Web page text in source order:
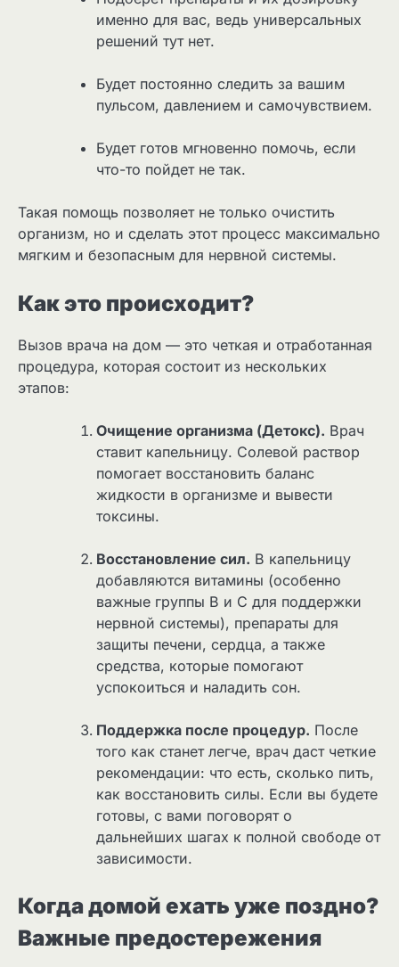
именно для вас, ведь универсальных
решений тут нет.
Будет постоянно следить за вашим
пульсом, давлением и самочувствием.
Будет готов мгновенно помочь, если
что-то пойдет не так.
Такая помощь позволяет не только очистить
организм, но и сделать этот процесс максимально
мягким и безопасным для нервной системы.
Как это происходит?
Вызов врача на дом — это четкая и отработанная
процедура, которая состоит из нескольких
этапов:
Очищение организма (Детокс). Врач
ставит капельницу. Солевой раствор
помогает восстановить баланс
жидкости в организме и вывести
токсины.
Восстановление сил. В капельницу
добавляются витамины (особенно
важные группы В и С для поддержки
нервной системы), препараты для
защиты печени, сердца, а также
средства, которые помогают
успокоиться и наладить сон.
Поддержка после процедур. После
того как станет легче, врач даст четкие
рекомендации: что есть, сколько пить,
как восстановить силы. Если вы будете
готовы, с вами поговорят о
дальнейших шагах к полной свободе от
зависимости.
Когда домой ехать уже поздно?
Важные предостережения